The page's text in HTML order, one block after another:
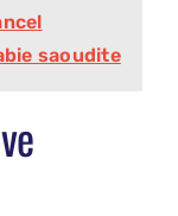
saoudite